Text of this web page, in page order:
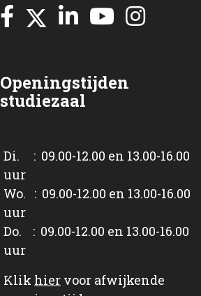
Openingstijden
studiezaal
Di. : 09.00-12.00 en 13.00-16.00
uur
Wo. : 09.00-12.00 en 13.00-16.00
uur
Do. : 09.00-12.00 en 13.00-16.00
uur
Klik hier voor afwijkende